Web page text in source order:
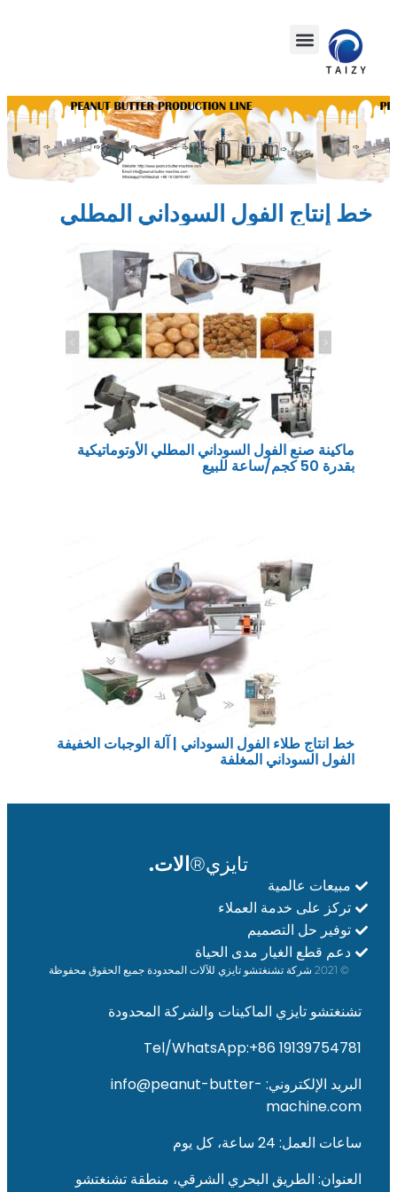
خط إنتاج الفول السوداني المطلي
ماكينة صنع الفول السوداني المطلي الأوتوماتيكية
بقدرة 50 كجم/ساعة للبيع
خط انتاج طلاء الفول السوداني | آلة الوجبات الخفيفة
الفول السوداني المغلفة
تايزي® الات.
مبيعات عالمية
تركز على خدمة العملاء
توفير حل التصميم
دعم قطع الغيار مدى الحياة
© 2021 شركة تشنغتشو تايزي للآلات المحدودة جميع الحقوق محفوظة
تشنغتشو تايزي الماكينات والشركة المحدودة
Tel/WhatsApp:+86 19139754781
البريد الإلكتروني: info@peanut-butter-
machine.com
ساعات العمل: 24 ساعة، كل يوم
العنوان: الطريق البحري الشرقي، منطقة تشنغتشو